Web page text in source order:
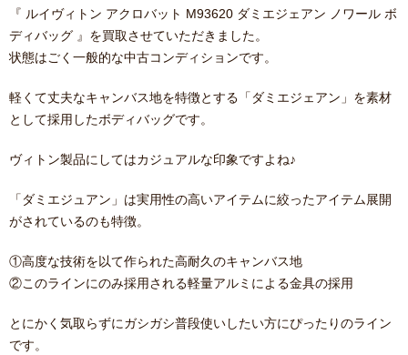
『 ルイヴィトン アクロバット M93620 ダミエジェアン ノワール ボ
ディバッグ 』を買取させていただきました。
状態はごく一般的な中古コンディションです。
軽くて丈夫なキャンバス地を特徴とする「ダミエジェアン」を素材
として採用したボディバッグです。
ヴィトン製品にしてはカジュアルな印象ですよね♪
「ダミエジュアン」は実用性の高いアイテムに絞ったアイテム展開
がされているのも特徴。
①高度な技術を以て作られた高耐久のキャンバス地
②このラインにのみ採用される軽量アルミによる金具の採用
とにかく気取らずにガシガシ普段使いしたい方にぴったりのライン
です。